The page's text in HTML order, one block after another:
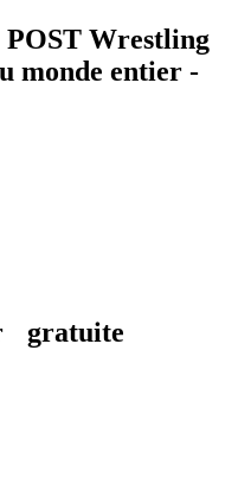
POST Wrestling
monde entier -
gratuite